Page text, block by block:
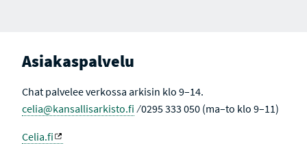
Asiakaspalvelu
Chat palvelee verkossa arkisin klo 9–14.
celia@kansallisarkisto.fi ⁄ 0295 333 050 (ma–to klo 9–11)
Celia.fi